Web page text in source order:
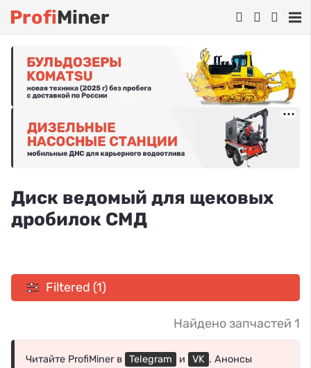
ProfiMiner
Диск ведомый для щековых
дробилок СМД
Filtered (1)
Найдено запчастей 1
Читайте ProfiMiner в Telegram и VK . Анонсы